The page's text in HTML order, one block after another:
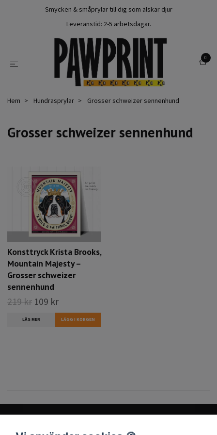
Smycken & småprylar till dig som älskar djur
Leveranstid: 2-5 arbetsdagar.
0
Hem Hundrasprylar Grosser schweizer sennenhund
Grosser schweizer sennenhund
Konsttryck Krista Brooks,
Mountain Majesty –
Grosser schweizer
sennenhund
219 kr 109 kr
LÄS MER